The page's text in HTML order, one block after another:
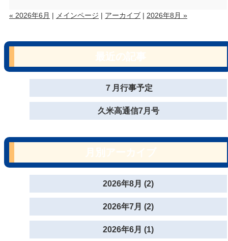
« 2026年6月 | メインページ | アーカイブ | 2026年8月 »
７月行事予定
久米高通信7月号
2026年8月 (2)
2026年7月 (2)
2026年6月 (1)